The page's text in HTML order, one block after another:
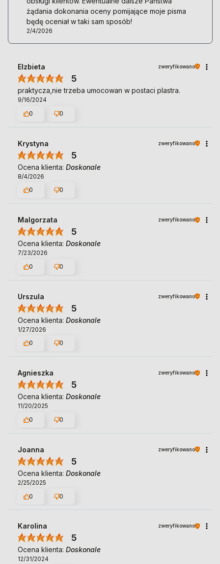
żądania dokonania oceny pomijające moje pisma
będę oceniał w taki sam sposób!
2/4/2026
Elzbieta zweryfikowano
5
praktycza,nie trzeba umocowan w postaci plastra.
9/16/2024
0
0
Krystyna zweryfikowano
5
Ocena klienta: Doskonale
8/4/2026
0
0
Malgorzata zweryfikowano
5
Ocena klienta: Doskonale
7/23/2026
0
0
Urszula zweryfikowano
5
Ocena klienta: Doskonale
1/27/2026
0
0
Agnieszka zweryfikowano
5
Ocena klienta: Doskonale
11/20/2025
0
0
Joanna zweryfikowano
5
Ocena klienta: Doskonale
2/25/2025
0
0
Karolina zweryfikowano
5
Ocena klienta: Doskonale
12/31/2024